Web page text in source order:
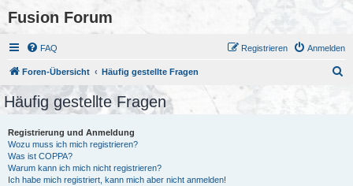
Fusion Forum
FAQ Anmelden
Registrieren
Foren-Übersicht Häufig gestellte Fragen
Häufig gestellte Fragen
Registrierung und Anmeldung
Wozu muss ich mich registrieren?
Was ist COPPA?
Warum kann ich mich nicht registrieren?
Ich habe mich registriert, kann mich aber nicht anmelden!